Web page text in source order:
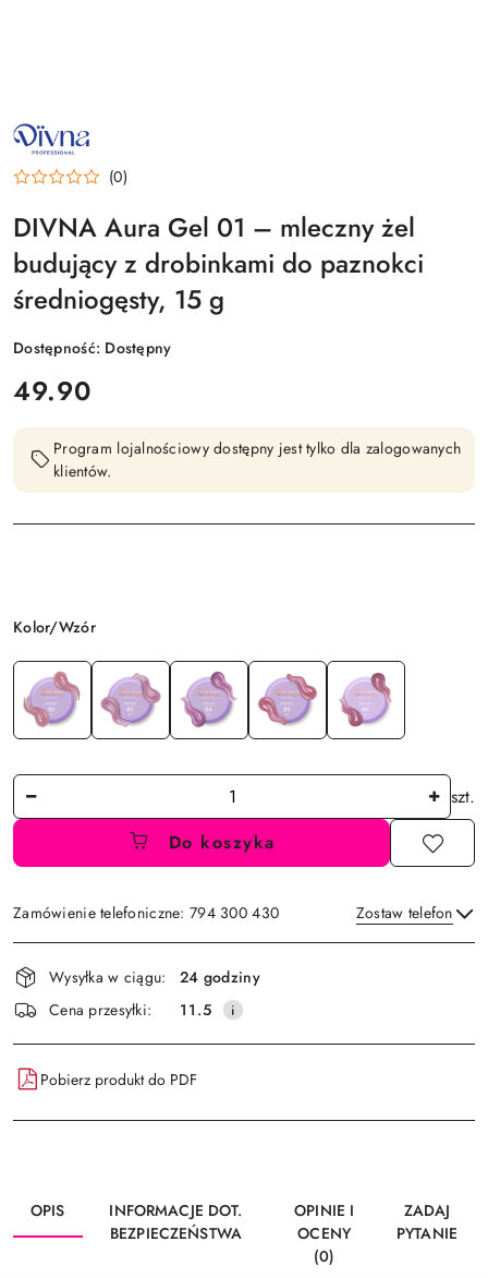
NAZWA
PRODUCENTA:
DIVNA
(0)
DIVNA Aura Gel 01 – mleczny żel
budujący z drobinkami do paznokci
średniogęsty, 15 g
Dostępność: Dostępny
cena:
49.90
Program lojalnościowy dostępny jest tylko dla zalogowanych
klientów.
Wariant
Kolor/Wzór
Ilość
szt.
Do koszyka
Zamówienie telefoniczne: 794 300 430 Zostaw telefon
Wyślij
Dostępność
i
dostawa
Wysyłka w ciągu:
24 godziny
Cena przesyłki:
11.5
Pobierz produkt do PDF
OPIS
INFORMACJE DOT.
BEZPIECZEŃSTWA
OPINIE I
OCENY
(0)
ZADAJ
PYTANIE